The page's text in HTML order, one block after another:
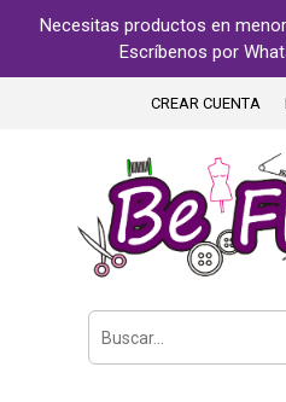
Necesitas productos en
Escríbenos por
CREAR CUENTA